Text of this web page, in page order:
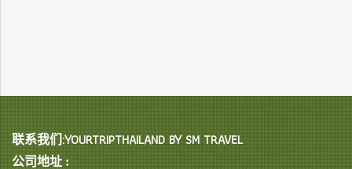
联系我们:YOURTRIPTHAILAND BY SM TRAVEL
公司地址 :